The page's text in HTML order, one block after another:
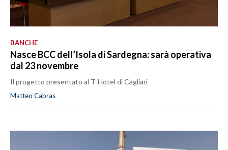
BANCHE
Nasce BCC dell’Isola di Sardegna: sarà operativa
dal 23 novembre
Il progetto presentato al T-Hotel di Cagliari
Matteo Cabras